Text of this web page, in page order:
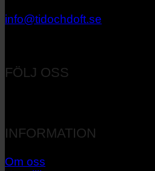
info@tidochdoft.se
FÖLJ OSS
INFORMATION
Om oss